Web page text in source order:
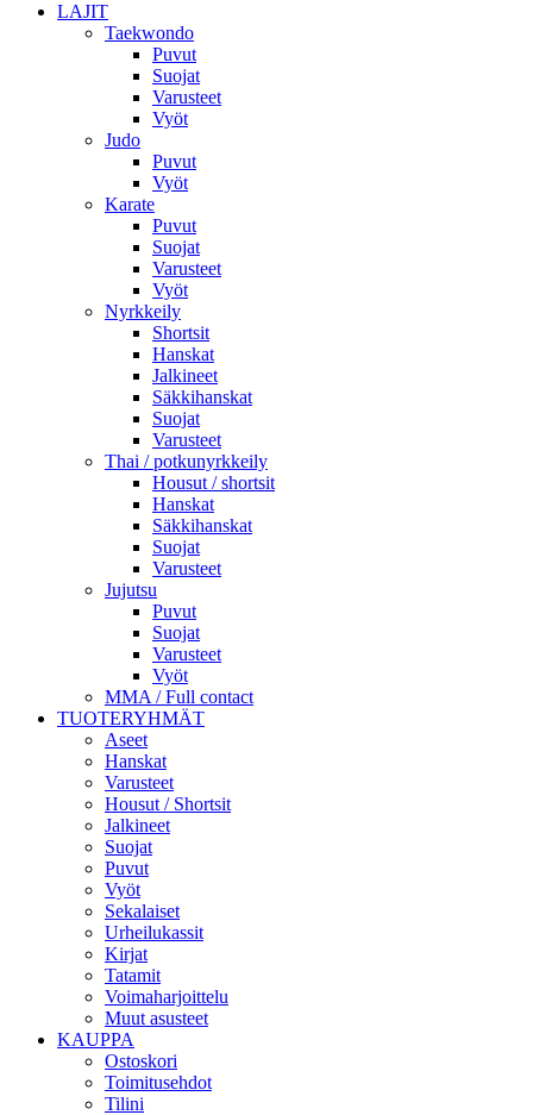
LAJIT
Taekwondo
Puvut
Suojat
Varusteet
Vyöt
Judo
Puvut
Vyöt
Karate
Puvut
Suojat
Varusteet
Vyöt
Nyrkkeily
Shortsit
Hanskat
Jalkineet
Säkkihanskat
Suojat
Varusteet
Thai / potkunyrkkeily
Housut / shortsit
Hanskat
Säkkihanskat
Suojat
Varusteet
Jujutsu
Puvut
Suojat
Varusteet
Vyöt
MMA / Full contact
TUOTERYHMÄT
Aseet
Hanskat
Varusteet
Housut / Shortsit
Jalkineet
Suojat
Puvut
Vyöt
Sekalaiset
Urheilukassit
Kirjat
Tatamit
Voimaharjoittelu
Muut asusteet
KAUPPA
Ostoskori
Toimitusehdot
Tilini